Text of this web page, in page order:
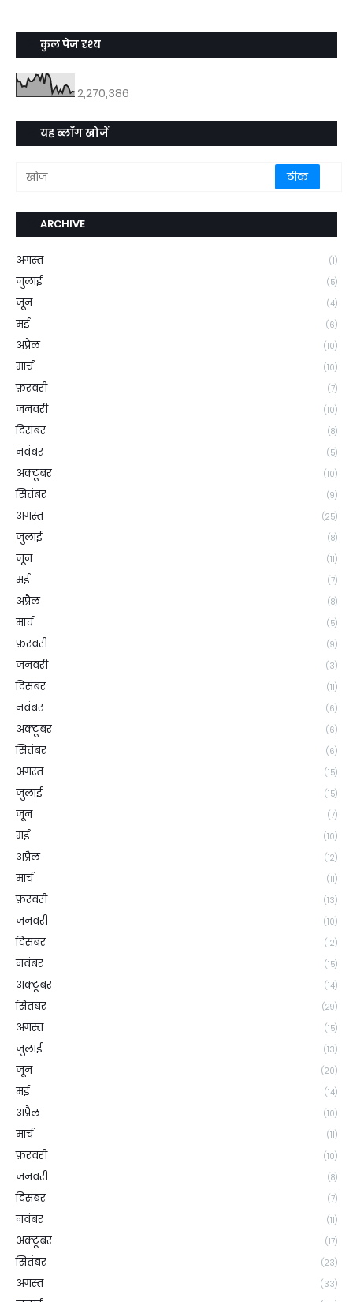
कुल पेज दृश्य
2,270,386
यह ब्लॉग खोजें
ARCHIVE
अगस्त (1)
जुलाई (5)
जून (4)
मई (6)
अप्रैल (10)
मार्च (10)
फ़रवरी (7)
जनवरी (10)
दिसंबर (8)
नवंबर (5)
अक्टूबर (10)
सितंबर (9)
अगस्त (25)
जुलाई (8)
जून (11)
मई (7)
अप्रैल (8)
मार्च (5)
फ़रवरी (9)
जनवरी (3)
दिसंबर (11)
नवंबर (6)
अक्टूबर (6)
सितंबर (6)
अगस्त (15)
जुलाई (15)
जून (7)
मई (10)
अप्रैल (12)
मार्च (11)
फ़रवरी (13)
जनवरी (10)
दिसंबर (12)
नवंबर (15)
अक्टूबर (14)
सितंबर (29)
अगस्त (15)
जुलाई (13)
जून (20)
मई (14)
अप्रैल (10)
मार्च (11)
फ़रवरी (10)
जनवरी (8)
दिसंबर (7)
नवंबर (11)
अक्टूबर (17)
सितंबर (23)
अगस्त (33)